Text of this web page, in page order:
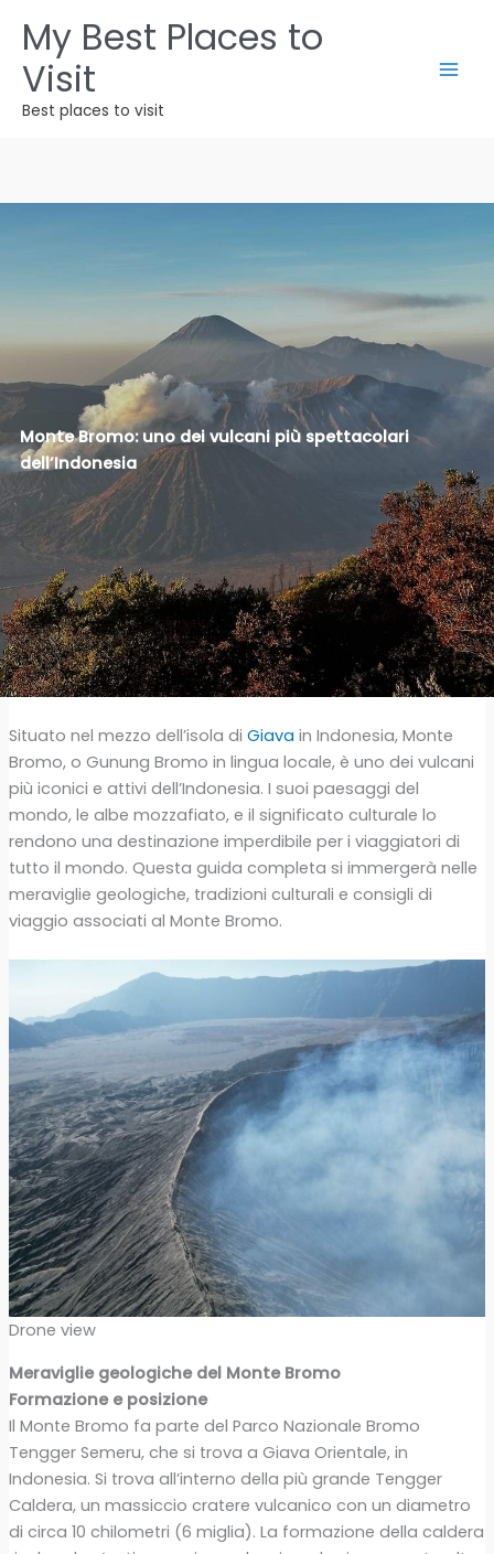
contenuto
My Best Places to
Visit
Best places to visit
Monte Bromo: uno dei vulcani più spettacolari
dell’Indonesia
Situato nel mezzo dell’isola di Giava in Indonesia, Monte
Bromo, o Gunung Bromo in lingua locale, è uno dei vulcani
più iconici e attivi dell’Indonesia. I suoi paesaggi del
mondo, le albe mozzafiato, e il significato culturale lo
rendono una destinazione imperdibile per i viaggiatori di
tutto il mondo. Questa guida completa si immergerà nelle
meraviglie geologiche, tradizioni culturali e consigli di
viaggio associati al Monte Bromo.
Drone view
Meraviglie geologiche del Monte Bromo
Formazione e posizione
Il Monte Bromo fa parte del Parco Nazionale Bromo
Tengger Semeru, che si trova a Giava Orientale, in
Indonesia. Si trova all’interno della più grande Tengger
Caldera, un massiccio cratere vulcanico con un diametro
di circa 10 chilometri (6 miglia). La formazione della caldera